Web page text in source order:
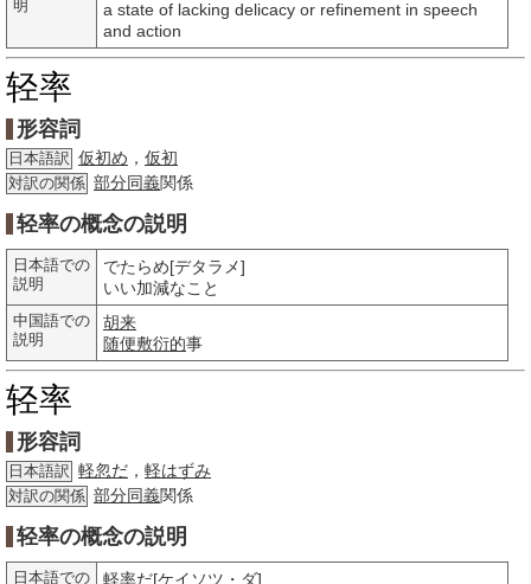
明
a state of lacking delicacy or refinement in speech
and action
轻率
形容詞
日本語訳 仮初め ， 仮初
対訳の関係 部分同義関係
轻率の概念の説明
日本語での
説明
でたらめ[デタラメ]
いい加減なこと
中国語での
説明
胡来
随便敷衍的事
轻率
形容詞
日本語訳 軽忽だ ， 軽はずみ
対訳の関係 部分同義関係
轻率の概念の説明
日本語での
軽率だ[ケイソツ・ダ]